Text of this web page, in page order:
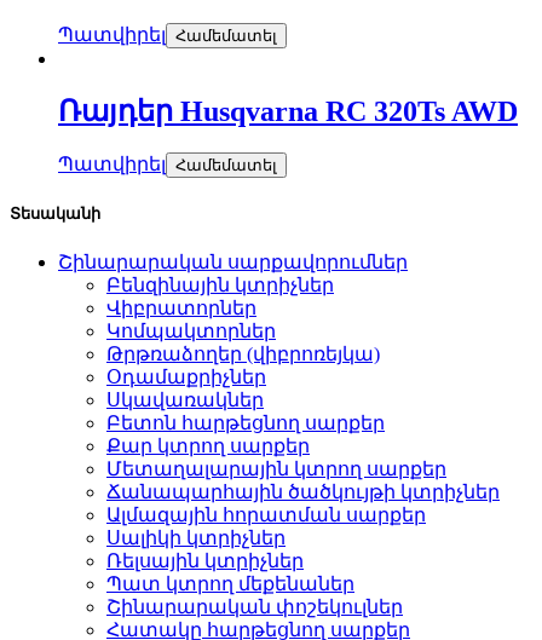
Պատվիրել Համեմատել
Ռայդեր Husqvarna RC 320Ts AWD
Պատվիրել Համեմատել
Տեսականի
Շինարարական սարքավորումներ
Բենզինային կտրիչներ
Վիբրատորներ
Կոմպակտորներ
Թրթռաձողեր (վիբրոռեյկա)
Օդամաքրիչներ
Սկավառակներ
Բետոն հարթեցնող սարքեր
Քար կտրող սարքեր
Մետաղալարային կտրող սարքեր
Ճանապարհային ծածկույթի կտրիչներ
Ալմազային հորատման սարքեր
Սալիկի կտրիչներ
Ռելսային կտրիչներ
Պատ կտրող մեքենաներ
Շինարարական փոշեկուլներ
Հատակը հարթեցնող սարքեր